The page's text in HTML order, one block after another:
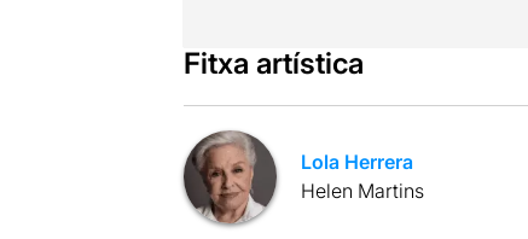
Fitxa artística
Lola Herrera
Helen Martins